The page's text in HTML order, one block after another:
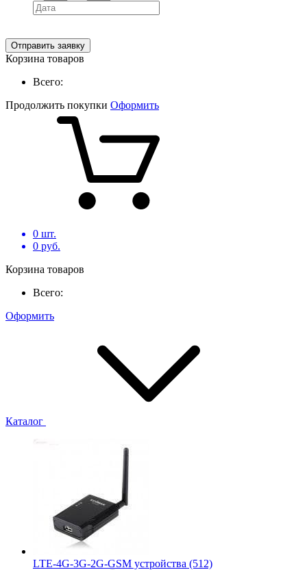
Отправить заявку
Корзина товаров
Всего:
Продолжить покупки Оформить
0 шт.
0 руб.
Корзина товаров
Всего:
Оформить
Каталог
LTE-4G-3G-2G-GSM устройства (512)